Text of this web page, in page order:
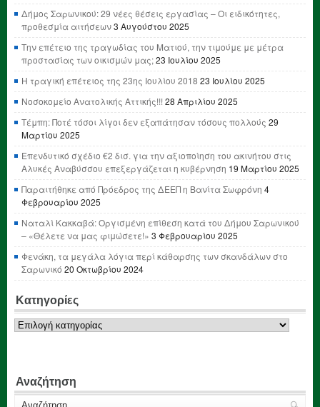
Δήμος Σαρωνικού: 29 νέες θέσεις εργασίας – Οι ειδικότητες,
προθεσμία αιτήσεων3 Αυγούστου 2025
Την επέτειο της τραγωδίας του Ματιού, την τιμούμε με μέτρα
προστασίας των οικισμών μας;23 Ιουλίου 2025
Η τραγική επέτειος της 23ης Ιουλίου 2018 23 Ιουλίου 2025
Νοσοκομείο Ανατολικής Αττικής!!! 28 Απριλίου 2025
Τέμπη: Ποτέ τόσοι λίγοι δεν εξαπάτησαν τόσους πολλούς 29
Μαρτίου 2025
Επενδυτικό σχέδιο €2 δισ. για την αξιοποίηση του ακινήτου στις
Αλυκές Αναβύσσου επεξεργάζεται η κυβέρνηση 19 Μαρτίου 2025
Παραιτήθηκε από Πρόεδρος της ΔΕΕΠ η Βανίτα Σωφρόνη 4
Φεβρουαρίου 2025
Ναταλί Κακκαβά: Οργισμένη επίθεση κατά του Δήμου Σαρωνικού
– «Θέλετε να μας φιμώσετε!» 3 Φεβρουαρίου 2025
Φενάκη, τα μεγάλα λόγια περί κάθαρσης των σκανδάλων στο
Σαρωνικό 20 Οκτωβρίου 2024
Κατηγορίες
Κατηγορίες
Αναζήτηση